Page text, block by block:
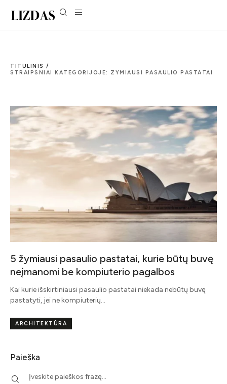
TITULINIS /
STRAIPSNIAI KATEGORIJOJE: ZYMIAUSI PASAULIO PASTATAI
5 žymiausi pasaulio pastatai, kurie būtų buvę
neįmanomi be kompiuterio pagalbos
Kai kurie išskirtiniausi pasaulio pastatai niekada nebūtų buvę
pastatyti, jei ne kompiuterių…
ARCHITEKTŪRA
Paieška